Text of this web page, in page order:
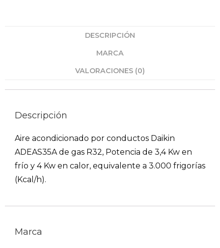
DESCRIPCIÓN
MARCA
VALORACIONES (0)
Descripción
Aire acondicionado por conductos Daikin
ADEAS35A de gas R32, Potencia de 3,4 Kw en
frío y 4 Kw en calor, equivalente a 3.000 frigorías
(Kcal/h).
Marca